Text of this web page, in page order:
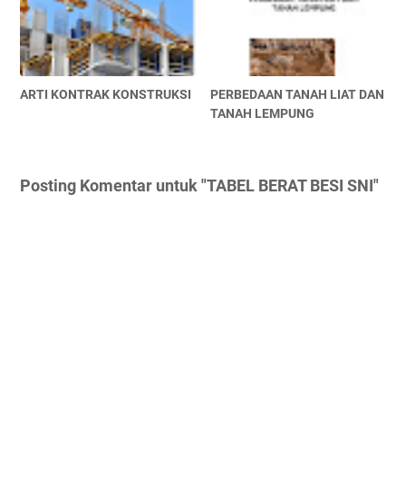
ARTI KONTRAK KONSTRUKSI
PERBEDAAN TANAH LIAT DAN
TANAH LEMPUNG
Posting Komentar untuk "TABEL BERAT BESI SNI"